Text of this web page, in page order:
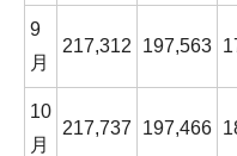
9
月
217,312 197,563
10
月
217,737 197,466